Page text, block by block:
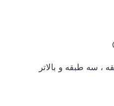
سه طبقه و بالاتر